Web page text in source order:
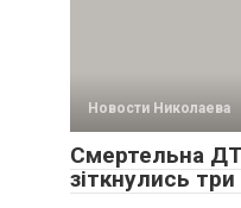
Новости Николаева
Смертельна
зіткнулись